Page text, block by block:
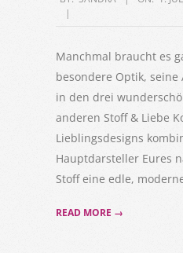
07-
Manchmal braucht es
besondere Optik,
in den drei
anderen Stoff & Liebe
Lieblingsdesigns
Hauptdarsteller Eures
Stoff eine edle,
READ MORE →